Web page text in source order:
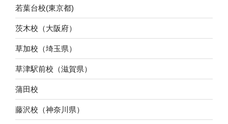
若葉台校(東京都)
茨木校（大阪府）
草加校（埼玉県）
草津駅前校（滋賀県）
蒲田校
藤沢校（神奈川県）